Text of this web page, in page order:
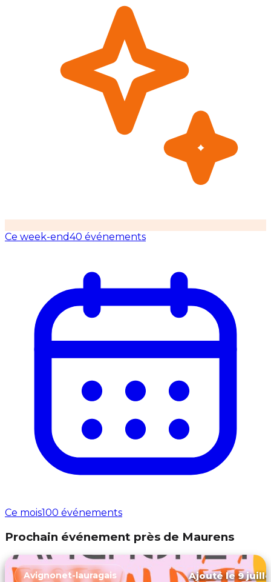
Ce week-end40 événements
Ce mois100 événements
Prochain événement près de Maurens
Avignonet-lauragais Ajouté le 9